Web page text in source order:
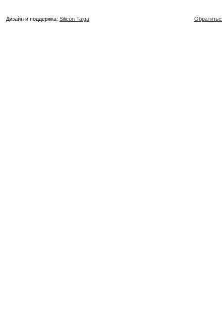
Дизайн и поддержка: Silicon Taiga